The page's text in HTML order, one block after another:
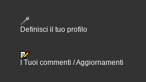
Definisci il tuo profilo
I Tuoi commenti / Aggiornamenti